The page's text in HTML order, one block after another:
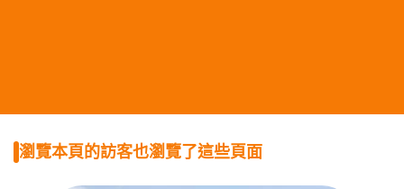
瀏覽本頁的訪客也瀏覽了這些頁面